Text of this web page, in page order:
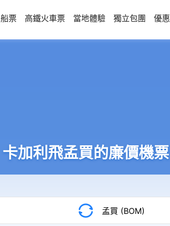
船票 高鐵火車票 當地體驗 獨立包團 優惠
卡加利飛孟買的廉價機票